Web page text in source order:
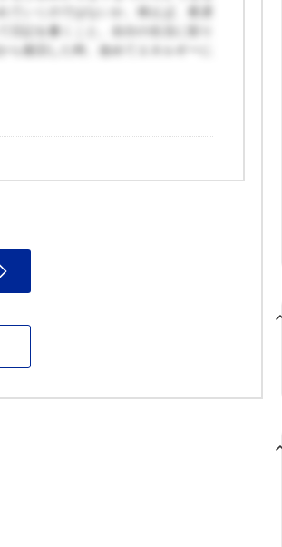
いくのではないか。例えば、夜遅
記を書くこと。自分の生活に彩り
復旧した時、改めてエネルギーに